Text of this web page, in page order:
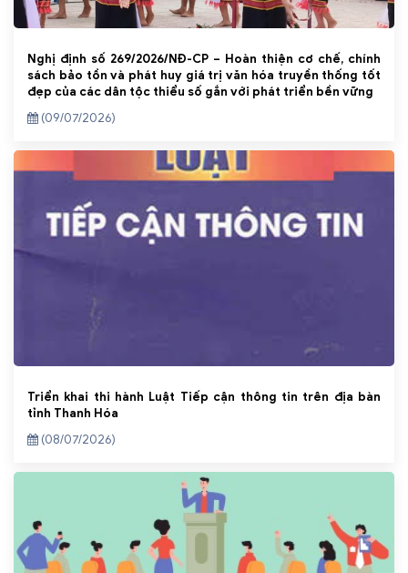
Nghị định số 269/2026/NĐ-CP – Hoàn thiện cơ chế, chính
sách bảo tồn và phát huy giá trị văn hóa truyền thống tốt
đẹp của các dân tộc thiểu số gắn với phát triển bền vững
(09/07/2026)
Triển khai thi hành Luật Tiếp cận thông tin trên địa bàn
tỉnh Thanh Hóa
(08/07/2026)